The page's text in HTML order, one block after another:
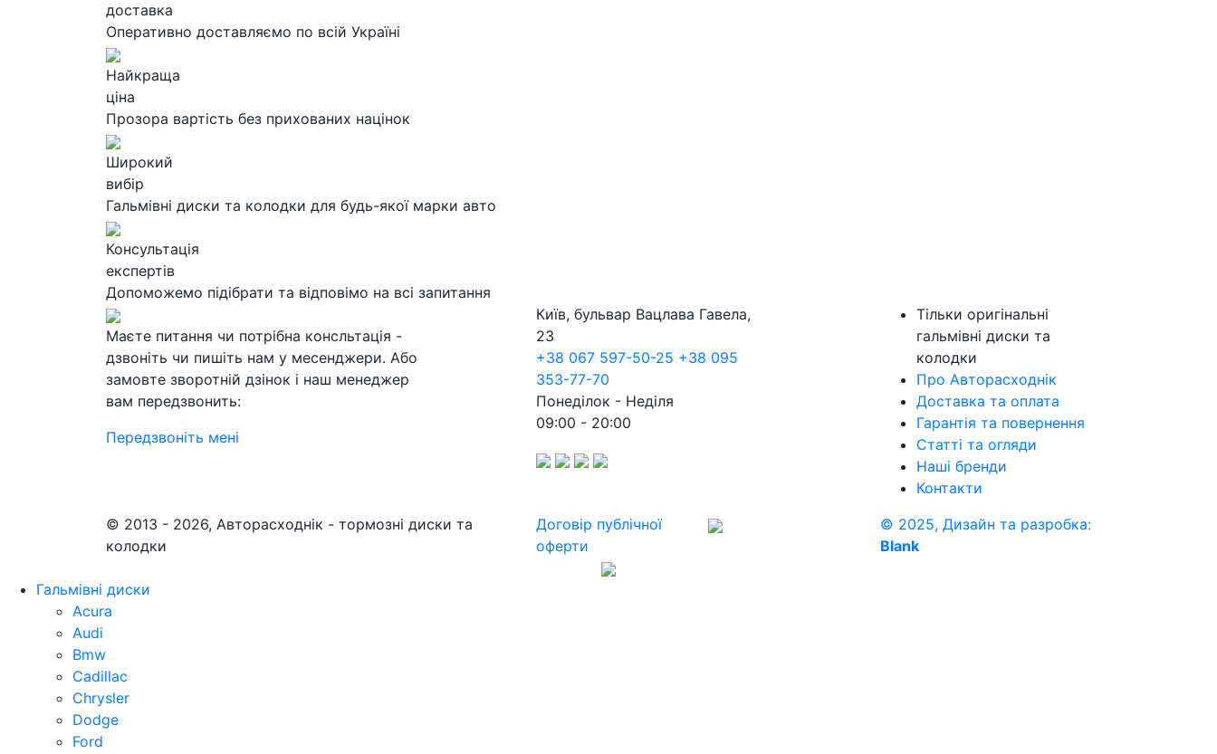
доставка
Оперативно доставляємо по всій Україні
Найкраща
ціна
Прозора вартість без прихованих націнок
Широкий
вибір
Гальмівні диски та колодки для будь-якої марки авто
Консультація
експертів
Допоможемо підібрати та відповімо на всі запитання
Маєте питання чи потрібна консльтація -
дзвоніть чи пишіть нам у месенджери. Або
замовте зворотній дзінок і наш менеджер
вам передзвонить:
Передзвоніть мені
Київ, бульвар Вацлава Гавела,
23
+38 067 597-50-25 +38 095
353-77-70
Понеділок - Неділя
09:00 - 20:00
Тільки оригінальні
гальмівні диски та
колодки
Про Авторасходнік
Доставка та оплата
Гарантія та повернення
Статті та огляди
Наші бренди
Контакти
© 2013 - 2026, Авторасходнік - тормозні диски та
колодки
Договір публічної
оферти
© 2025, Дизайн та разробка:
Blank
Гальмівні диски
Acura
Audi
Bmw
Cadillac
Chrysler
Dodge
Ford